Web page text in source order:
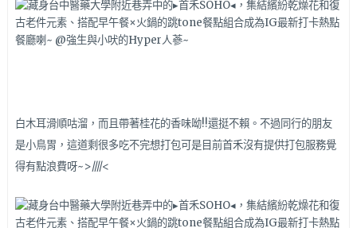
白木耳滑順咕溜，而且帶著桂花的香味呦!!還挺不賴。不過同行的朋友
是小鳥胃，這道剩很多吃不完想打包可是目前首禾沒有提供打包服務覺
得有點浪費呀~>////<